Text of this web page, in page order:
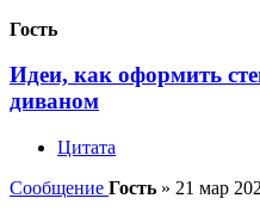
Гость
Идеи, как оформить
диваном
Цитата
Сообщение Гость » 21 мар